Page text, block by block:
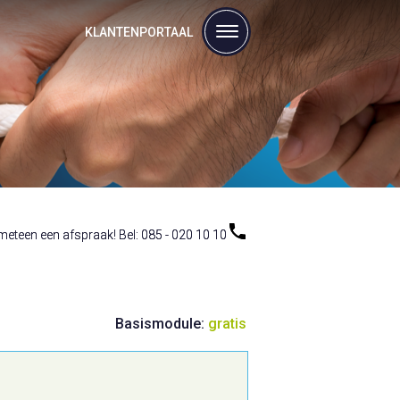
KLANTENPORTAAL
een afspraak! Bel: 085 - 020 10 10
een afspraak! Bel: 085 - 020 10 10
Basismodule: gratis